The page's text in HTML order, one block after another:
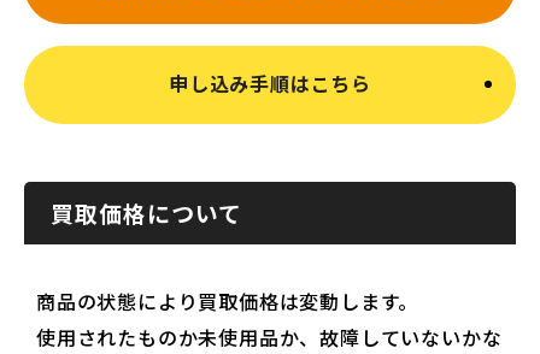
申し込み手順はこちら
買取価格について
商品の状態により買取価格は変動します。
使用されたものか未使用品か、故障していないかな